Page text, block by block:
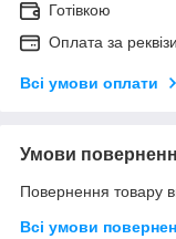
Готівкою
Оплата за
Всі умови оплати
Умови
Повернення товару
Всі умови